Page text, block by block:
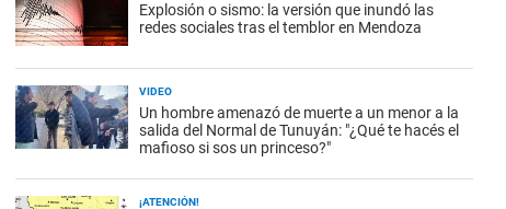
Explosión o sismo: la versión que inundó las
redes sociales tras el temblor en Mendoza
VIDEO
Un hombre amenazó de muerte a un menor a la
salida del Normal de Tunuyán: "¿Qué te hacés el
mafioso si sos un princeso?"
¡ATENCIÓN!